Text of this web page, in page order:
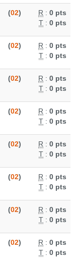
(02) R : 0 pts
T : 0 pts
(02) R : 0 pts
T : 0 pts
(02) R : 0 pts
T : 0 pts
(02) R : 0 pts
T : 0 pts
(02) R : 0 pts
T : 0 pts
(02) R : 0 pts
T : 0 pts
(02) R : 0 pts
T : 0 pts
(02) R : 0 pts
T : 0 pts